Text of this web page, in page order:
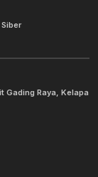
Gading Raya, Kelapa